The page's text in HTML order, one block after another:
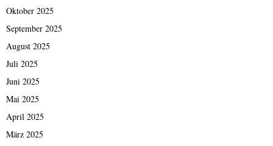
Oktober 2025
September 2025
August 2025
Juli 2025
Juni 2025
Mai 2025
April 2025
März 2025